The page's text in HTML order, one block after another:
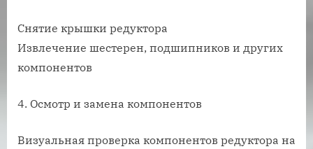
Снятие крышки редуктора
Извлечение шестерен, подшипников и других
компонентов
4. Осмотр и замена компонентов
Визуальная проверка компонентов редуктора на